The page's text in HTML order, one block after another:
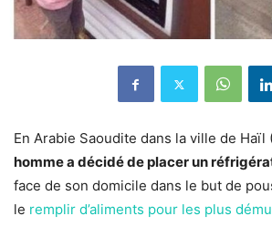
En Arabie Saoudite dans la ville de Haïl
homme a décidé de placer un
face de son domicile dans le but de
le remplir d’aliments pour les plus